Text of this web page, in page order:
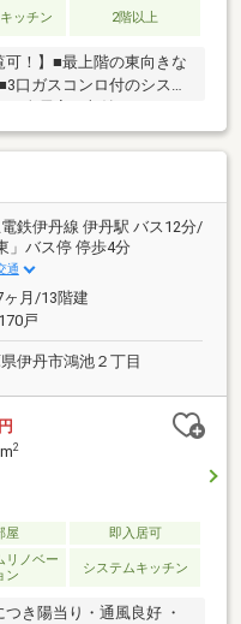
ッチン 2階以上
可！】■最上階の東向きな
口ガスコンロ付のシステ
ます
鉄伊丹線 伊丹駅 バス12分/
」バス停 停歩4分
通
ヶ月/13階建
戸
伊丹市鴻池２丁目
2
屋 即入居可
リノベー
ン
システムキッチン
き陽当り・通風良好 ・